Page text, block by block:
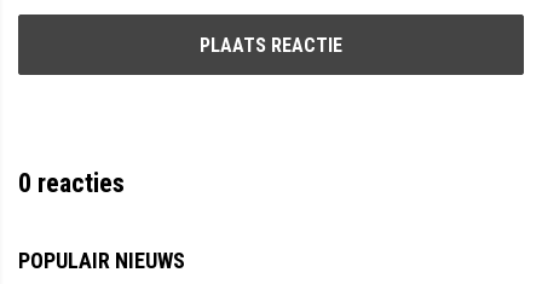
PLAATS REACTIE
0 reacties
POPULAIR NIEUWS